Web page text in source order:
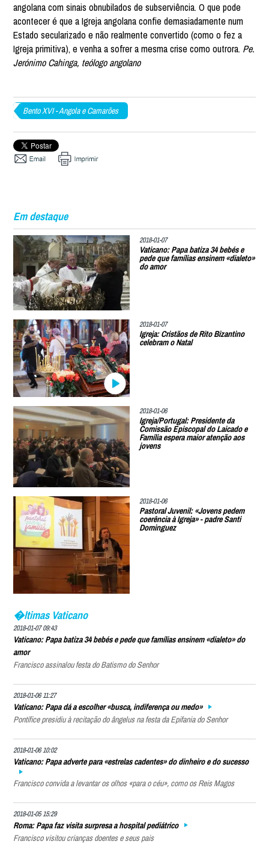
angolana com sinais obnubilados de subserviência. O que pode
acontecer é que a Igreja angolana confie demasiadamente num
Estado secularizado e não realmente convertido (como o fez a
Igreja primitiva), e venha a sofrer a mesma crise como outrora. Pe.
Jerónimo Cahinga, teólogo angolano
Bento XVI - Angola e Camarões
Em destaque
2018-01-07
Vaticano: Papa batiza 34 bebés e
pede que famílias ensinem «dialeto»
do amor
2018-01-07
Igreja: Cristãos de Rito Bizantino
celebram o Natal
2018-01-06
Igreja/Portugal: Presidente da
Comissão Episcopal do Laicado e
Família espera maior atenção aos
jovens
2018-01-06
Pastoral Juvenil: «Jovens pedem
coerência à Igreja» - padre Santi
Dominguez
�ltimas Vaticano
2018-01-07 09:43
Vaticano: Papa batiza 34 bebés e pede que famílias ensinem «dialeto» do
amor
Francisco assinalou festa do Batismo do Senhor
2018-01-06 11:27
Vaticano: Papa dá a escolher «busca, indiferença ou medo»
Pontífice presidiu à recitação do ângelus na festa da Epifania do Senhor
2018-01-06 10:02
Vaticano: Papa adverte para «estrelas cadentes» do dinheiro e do sucesso
Francisco convida a levantar os olhos «para o céu», como os Reis Magos
2018-01-05 15:29
Roma: Papa faz visita surpresa a hospital pediátrico
Francisco visitou crianças doentes e seus pais